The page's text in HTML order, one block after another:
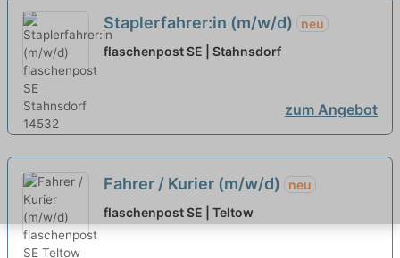
Staplerfahrer:in (m/w/d)
neu
flaschenpost SE | Stahnsdorf
zum Angebot
Fahrer / Kurier (m/w/d)
neu
flaschenpost SE | Teltow